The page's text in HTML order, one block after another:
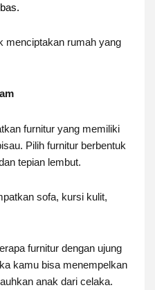
menciptakan rumah yang
furnitur yang memiliki
Pilih furnitur berbentuk
tepian lembut.
sofa, kursi kulit,
furnitur dengan ujung
kamu bisa menempelkan
anak dari celaka.